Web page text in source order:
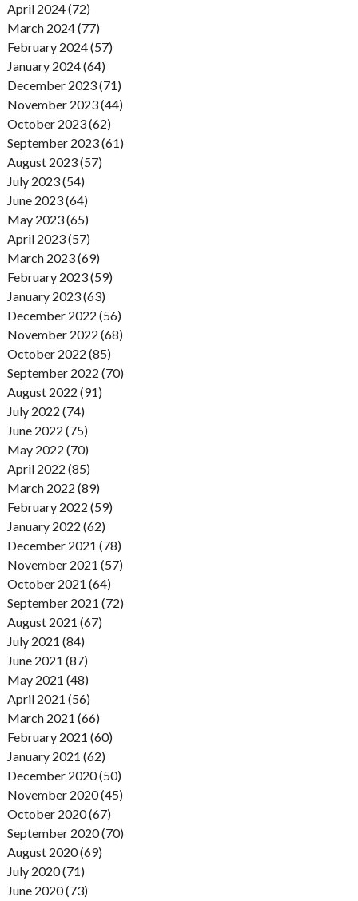
April 2024 (72)
March 2024 (77)
February 2024 (57)
January 2024 (64)
December 2023 (71)
November 2023 (44)
October 2023 (62)
September 2023 (61)
August 2023 (57)
July 2023 (54)
June 2023 (64)
May 2023 (65)
April 2023 (57)
March 2023 (69)
February 2023 (59)
January 2023 (63)
December 2022 (56)
November 2022 (68)
October 2022 (85)
September 2022 (70)
August 2022 (91)
July 2022 (74)
June 2022 (75)
May 2022 (70)
April 2022 (85)
March 2022 (89)
February 2022 (59)
January 2022 (62)
December 2021 (78)
November 2021 (57)
October 2021 (64)
September 2021 (72)
August 2021 (67)
July 2021 (84)
June 2021 (87)
May 2021 (48)
April 2021 (56)
March 2021 (66)
February 2021 (60)
January 2021 (62)
December 2020 (50)
November 2020 (45)
October 2020 (67)
September 2020 (70)
August 2020 (69)
July 2020 (71)
June 2020 (73)